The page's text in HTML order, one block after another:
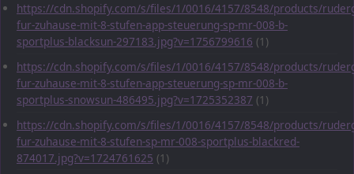
https://cdn.shopify.com/s/files/1/0016/4157/8548/products/
fur-zuhause-mit-8-stufen-app-steuerung-sp-mr-008-b-
sportplus-blacksun-297183.jpg?v=1756799616 (1)
https://cdn.shopify.com/s/files/1/0016/4157/8548/products/
fur-zuhause-mit-8-stufen-app-steuerung-sp-mr-008-b-
sportplus-snowsun-486495.jpg?v=1725352387 (1)
https://cdn.shopify.com/s/files/1/0016/4157/8548/products/
fur-zuhause-mit-8-stufen-sp-mr-008-sportplus-blackred-
874017.jpg?v=1724761625 (1)